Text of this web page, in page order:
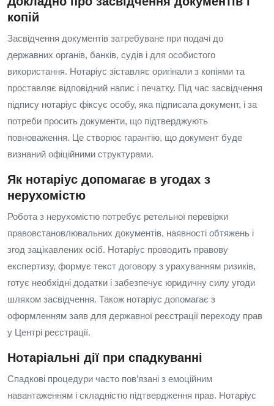
копій
Засвідчення документів затребуване при подачі до
державних органів, банків, судів і для особистого
використання. Нотаріус зіставляє оригінали з копіями та
проставляє відповідний напис і печатку. Під час засвідчення
підпису нотаріус фіксує особу, яка підписала документ, і за
потреби просить документи, що підтверджують
повноваження. Це створює гарантію, що документ буде
визнаний офіційними структурами.
Як нотаріус допомагає в угодах з
нерухомістю
Робота з нерухомістю потребує ретельної перевірки
правовстановлювальних документів, наявності обтяжень і
згод зацікавлених осіб. Нотаріус проводить правову
експертизу, формує текст договору з урахуванням ризиків,
готує необхідні додатки і забезпечує юридичну силу угоди
шляхом засвідчення. Також нотаріус допомагає з
оформленням заяв для державної реєстрації переходу прав
у Центрі реєстрації.
Нотаріальні дії при спадкуванні
Спадкові процедури часто пов’язані з емоційним
навантаженням і складністю підтвердження прав. Нотаріус